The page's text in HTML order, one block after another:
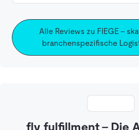
Alle Reviews zu FIEGE -
branchenspezifische
fly fulfillment – Die